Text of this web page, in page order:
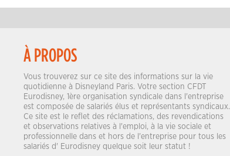
À PROPOS
Vous trouverez sur ce site des informations sur la vie
quotidienne à Disneyland Paris. Votre section CFDT
Eurodisney, 1ère organisation syndicale dans l'entreprise
est composée de salariés élus et représentants syndicaux.
Ce site est le reflet des réclamations, des revendications
et observations relatives à l'emploi, à la vie sociale et
professionnelle dans et hors de l'entreprise pour tous les
salariés d' Eurodisney quelque soit leur statut !